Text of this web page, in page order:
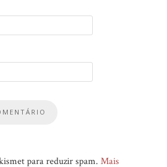
para reduzir spam. Mais